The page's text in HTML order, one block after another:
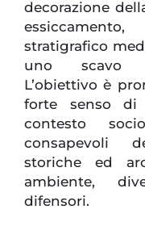
decorazione
stratigrafico
uno scavo
L’obiettivo è
forte senso di
contesto
consapevoli
storiche ed
ambiente,
difensori.